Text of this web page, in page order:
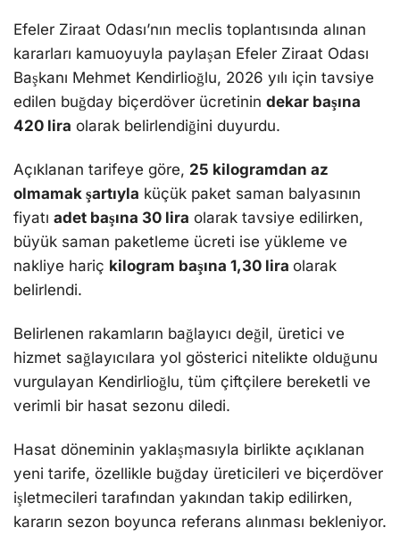
Efeler Ziraat Odası’nın meclis toplantısında alınan
kararları kamuoyuyla paylaşan Efeler Ziraat Odası
Başkanı Mehmet Kendirlioğlu, 2026 yılı için tavsiye
edilen buğday biçerdöver ücretinin dekar başına
420 lira olarak belirlendiğini duyurdu.
Açıklanan tarifeye göre, 25 kilogramdan az
olmamak şartıyla küçük paket saman balyasının
fiyatı adet başına 30 lira olarak tavsiye edilirken,
büyük saman paketleme ücreti ise yükleme ve
nakliye hariç kilogram başına 1,30 lira olarak
belirlendi.
Belirlenen rakamların bağlayıcı değil, üretici ve
hizmet sağlayıcılara yol gösterici nitelikte olduğunu
vurgulayan Kendirlioğlu, tüm çiftçilere bereketli ve
verimli bir hasat sezonu diledi.
Hasat döneminin yaklaşmasıyla birlikte açıklanan
yeni tarife, özellikle buğday üreticileri ve biçerdöver
işletmecileri tarafından yakından takip edilirken,
kararın sezon boyunca referans alınması bekleniyor.